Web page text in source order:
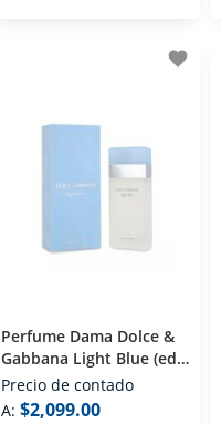
favorite
Perfume Dama Dolce &
Gabbana Light Blue (edt)
Eau De Toilette 100 Ml
Precio de contado
A: $2,099.00